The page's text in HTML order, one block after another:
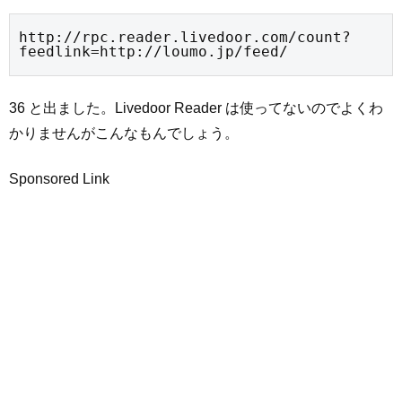
http://rpc.reader.livedoor.com/count?
feedlink=http://loumo.jp/feed/
36 と出ました。Livedoor Reader は使ってないのでよくわ
かりませんがこんなもんでしょう。
Sponsored Link